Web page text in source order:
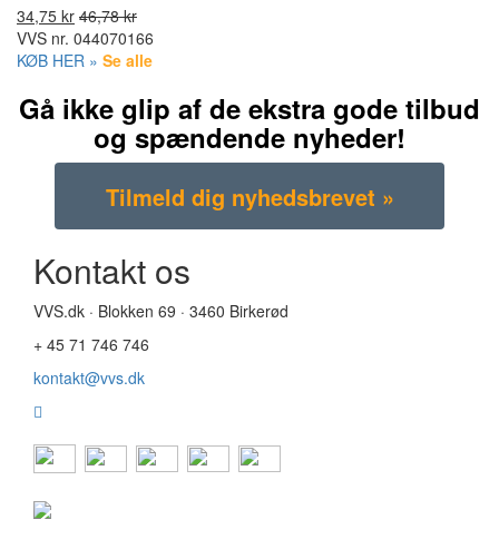
34,75 kr 46,78 kr
VVS nr. 044070166
KØB HER » Se alle
Gå ikke glip af de ekstra gode tilbud
og spændende nyheder!
Kontakt os
VVS.dk · Blokken 69 · 3460 Birkerød
+ 45 71 746 746
kontakt@vvs.dk